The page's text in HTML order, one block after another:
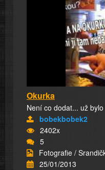
Okurka
Není co dodat... už
bobekbobek2
2402x
5
Fotografie /
25/01/2013